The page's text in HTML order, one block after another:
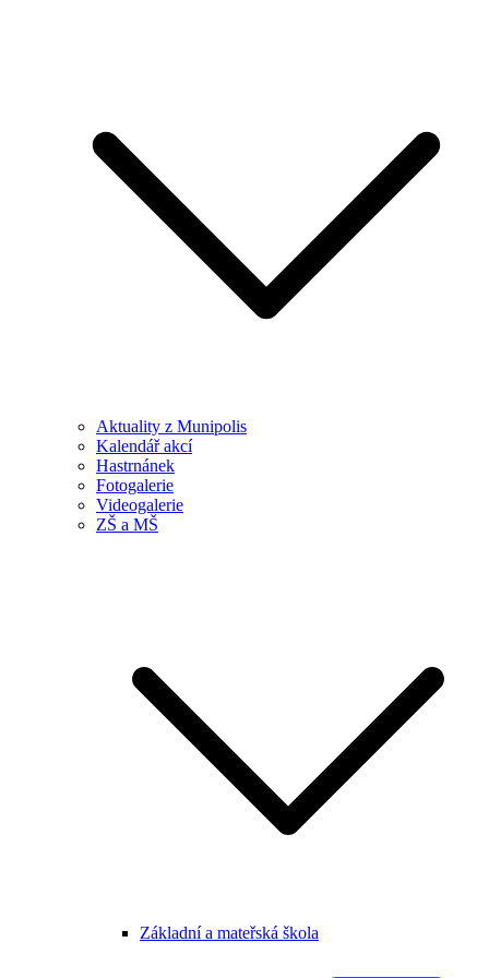
Aktuality z Munipolis
Kalendář akcí
Hastrnánek
Fotogalerie
Videogalerie
ZŠ a MŠ
Základní a mateřská škola